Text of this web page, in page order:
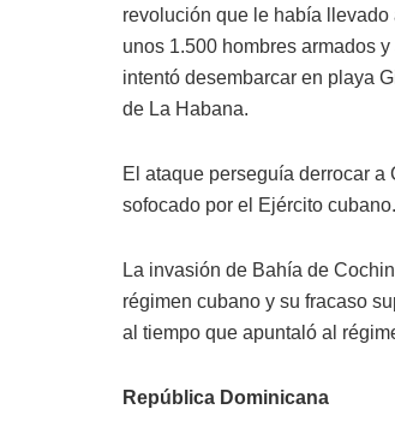
revolución que le había
unos 1.500 hombres armados
intentó desembarcar en playa
de La Habana.
El ataque perseguía derrocar
sofocado por el Ejército cubano.
La invasión de Bahía de
régimen cubano y su fracaso
al tiempo que apuntaló al
República Dominicana